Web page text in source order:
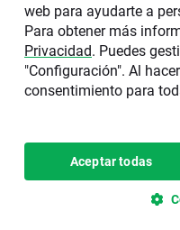
XTB SA, Sucursal en
está inscrita en el
Nacional del
número 40. La sede
encuentra en C/
Copyright 2026 © XTB SA,
en España
web para ayudarte a
Para obtener más
Privacidad. Puedes
"Configuración". Al
consentimiento para
Aceptar todas